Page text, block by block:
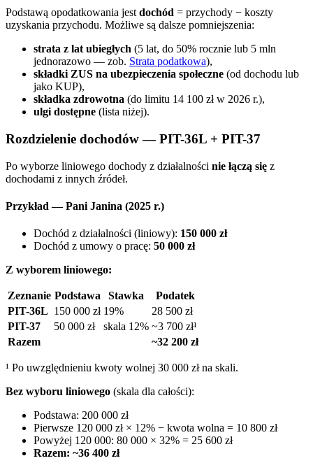
Podstawą opodatkowania jestdochód = przychody − koszty
uzyskania przychodu. Możliwe są dalsze pomniejszenia:
strata z lat ubiegłych (5 lat, do 50% rocznie lub 5 mln
jednorazowo — zob. Strata podatkowa),
składki ZUS na ubezpieczenia społeczne (od dochodu lub
jako KUP),
składka zdrowotna (do limitu 14 100 zł w 2026 r.),
ulgi dostępne (lista niżej).
Rozdzielenie dochodów — PIT-36L + PIT-37
Po wyborze liniowego dochody z działalności nie łączą się z
dochodami z innych źródeł.
Przykład — Pani Janina (2025 r.)
Dochód z działalności (liniowy): 150 000 zł
Dochód z umowy o pracę: 50 000 zł
Z wyborem liniowego:
Zeznanie Podstawa Stawka
Podatek
PIT-36L 150 000 zł 19%
28 500 zł
PIT-37
50 000 zł skala 12% ~3 700 zł¹
Razem
~32 200 zł
¹ Po uwzględnieniu kwoty wolnej 30 000 zł na skali.
Bez wyboru liniowego (skala dla całości):
Podstawa: 200 000 zł
Pierwsze 120 000 zł × 12% − kwota wolna = 10 800 zł
Powyżej 120 000: 80 000 × 32% = 25 600 zł
Razem: ~36 400 zł